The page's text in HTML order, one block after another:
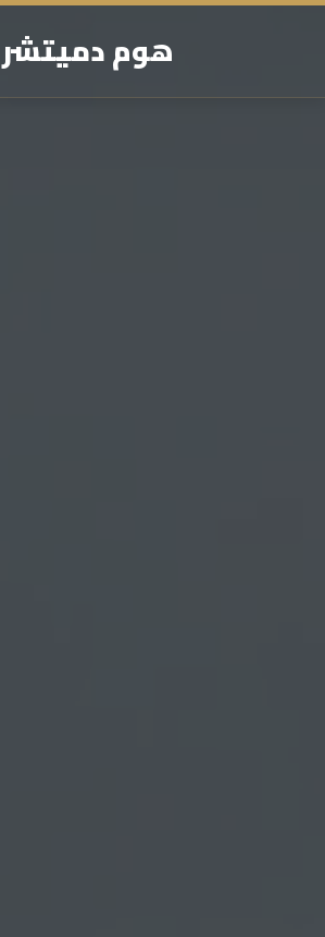
هوم دميتشر